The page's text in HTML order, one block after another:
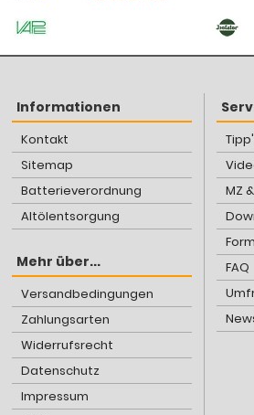
Informationen
Kontakt
Sitemap
Batterieverordnung
Altölentsorgung
Mehr über...
Versandbedingungen
Zahlungsarten
Widerrufsrecht
Datenschutz
Impressum
MZ
FAQ